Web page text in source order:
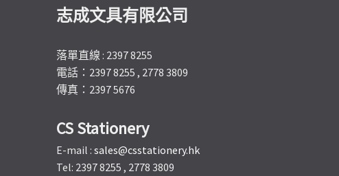
志成文具有限公司
落單直線 : 2397 8255
電話：2397 8255 , 2778 3809
傳真：2397 5676
CS Stationery
E-mail : sales@csstationery.hk
Tel: 2397 8255 , 2778 3809